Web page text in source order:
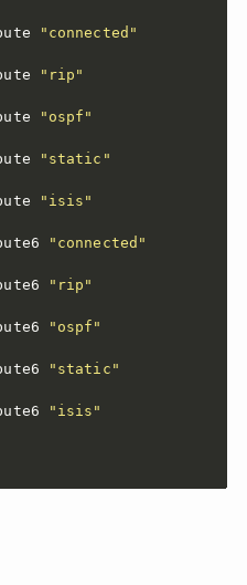
"connected"
"rip"
"ospf"
"static"
"isis"
"connected"
"rip"
"ospf"
"static"
"isis"